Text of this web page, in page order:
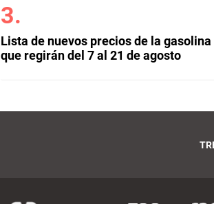
Lista de nuevos precios de la gasolina
que regirán del 7 al 21 de agosto